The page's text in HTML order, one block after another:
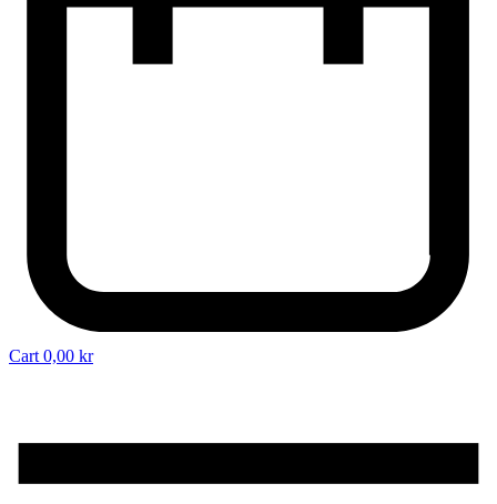
Cart 0,00 kr